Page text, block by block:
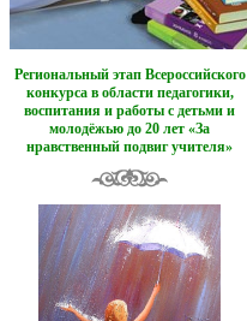
Региональный этап Всероссийского
конкурса в области педагогики,
воспитания и работы с детьми и
молодёжью до 20 лет «За
нравственный подвиг учителя»